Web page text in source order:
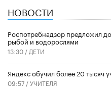
НОВОСТИ
Роспотребнадзор предложил
рыбой и водорослями
13:30 / ДЕТИ
​Яндекс обучил более 20 тысяч
09:57 /УЧИТЕЛЯ